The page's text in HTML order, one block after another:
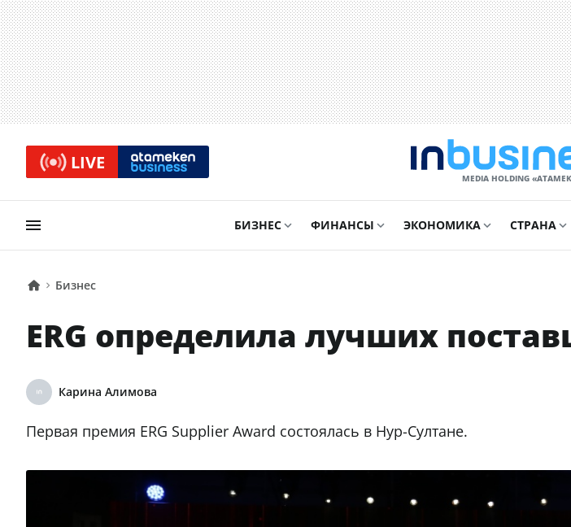
LIVE
MEDIA HOLDING
БИЗНЕС ФИНАНСЫ ЭКОНОМИКА СТРАНА
Бизнес
ERG определила лучших
Карина Алимова
Первая премия ERG Supplier Award состоялась в Нур-Султане.